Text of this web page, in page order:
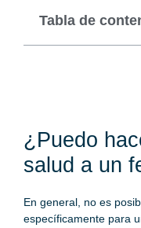
¿Puedo
salud a un
En general, no es
específicamente para
Tabla de